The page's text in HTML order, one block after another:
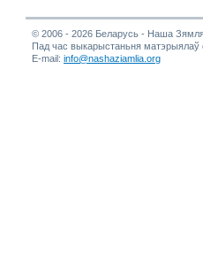
© 2006 - 2026 Беларусь - Наша
Пад час выкарыстаньня
E-mail: info@nashaziamlia.org